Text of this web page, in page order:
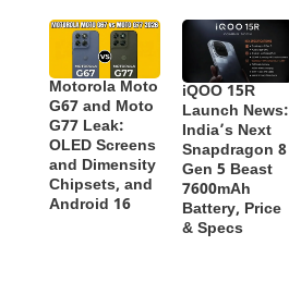
Motorola Moto
G67 and Moto
G77 Leak:
OLED Screens
and Dimensity
Chipsets, and
Android 16
iQOO 15R
Launch News:
India’s Next
Snapdragon 8
Gen 5 Beast
7600mAh
Battery, Price
& Specs